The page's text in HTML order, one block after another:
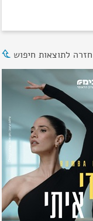
חזרה לתוצאות חיפוש